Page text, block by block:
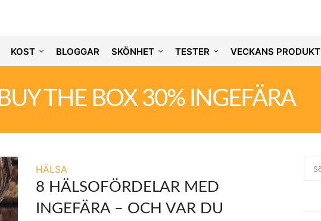
KOST BLOGGAR SKÖNHET TESTER VECKANS PRODUKT
BUY THE BOX 30% INGEFÄRA
HÄLSA
8 HÄLSOFÖRDELAR MED
INGEFÄRA – OCH VAR DU